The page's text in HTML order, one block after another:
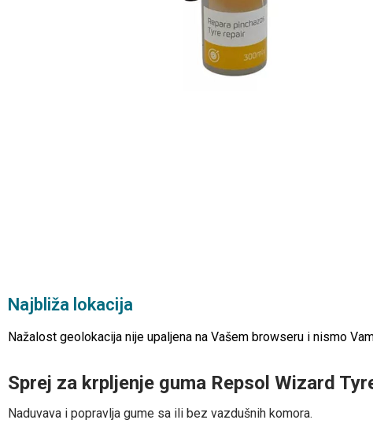
Najbliža lokacija
Nažalost geolokacija nije upaljena na Vašem browseru i nismo
Sprej za krpljenje guma Repsol Wizard
Naduvava i popravlja gume sa ili bez vazdušnih komora.